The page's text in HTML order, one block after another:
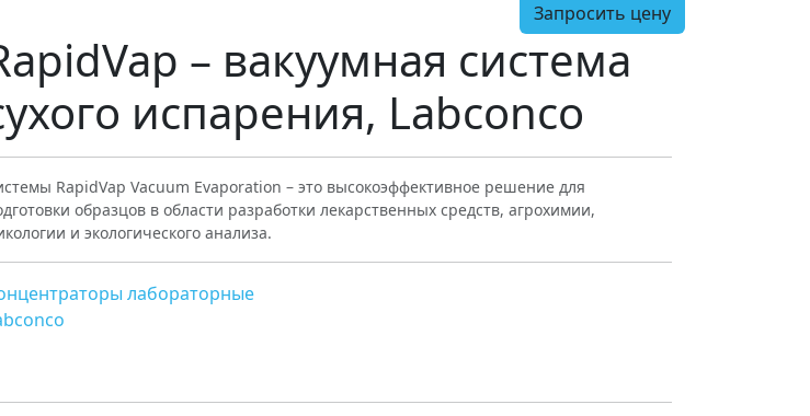
Запросить цену
– вакуумная система
испарения, Labconco
RapidVap Vacuum Evaporation – это высокоэффективное решение для
образцов в области разработки лекарственных средств, агрохимии,
и экологического анализа.
лабораторные